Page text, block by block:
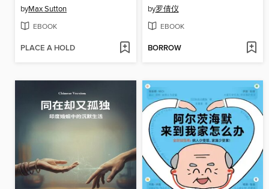
byMax Sutton
EBOOK
PLACE A HOLD
by罗倩仪
EBOOK
BORROW